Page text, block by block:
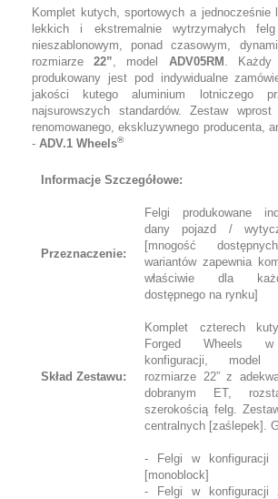
Komplet kutych, sportowych a jednocześnie
lekkich i ekstremalnie wytrzymałych
nieszablonowym, ponad czasowym,
rozmiarze22”, model ADV05RM . Każdy
produkowany jest pod indywidualne
jakości kutego aluminium lotniczego
najsurowszych standardów. Zestaw wprost
renomowanego, ekskluzywnego producenta,
- ADV.1 Wheels®
Informacje Szczegółowe:
Przeznaczenie:
Felgi produkowane
dany pojazd /
[mnogość
wariantów zapewnia
właściwie dla
dostępnego na rynku]
Skład Zestawu:
Komplet czterech
Forged Wheels w
konfiguracji,
rozmiarze 22” z
dobranym ET,
szerokością felg.
centralnych [zaślepek].
- Felgi w konfiguracji
[monoblock]
- Felgi w konfiguracji